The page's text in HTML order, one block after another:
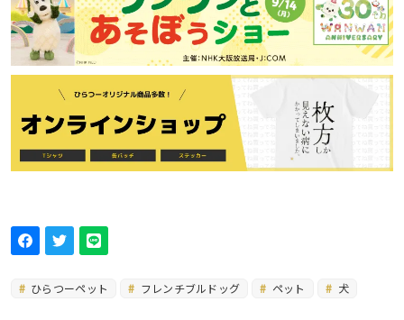
ひらつーペット フレンチブルドッグ ペット 犬